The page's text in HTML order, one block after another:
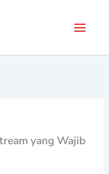
yang Wajib